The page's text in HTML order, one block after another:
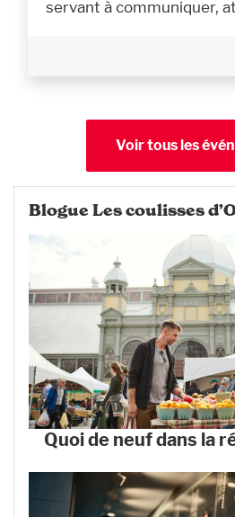
servant à communiquer,
Voir tous les
Blogue Les coulisses
Quoi de neuf dans la